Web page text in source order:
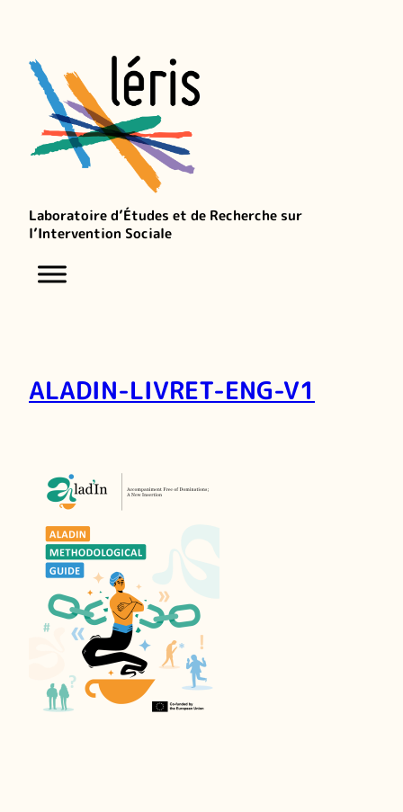
Laboratoire d’Études et de Recherche sur
l’Intervention Sociale
ALADIN-LIVRET-ENG-V1